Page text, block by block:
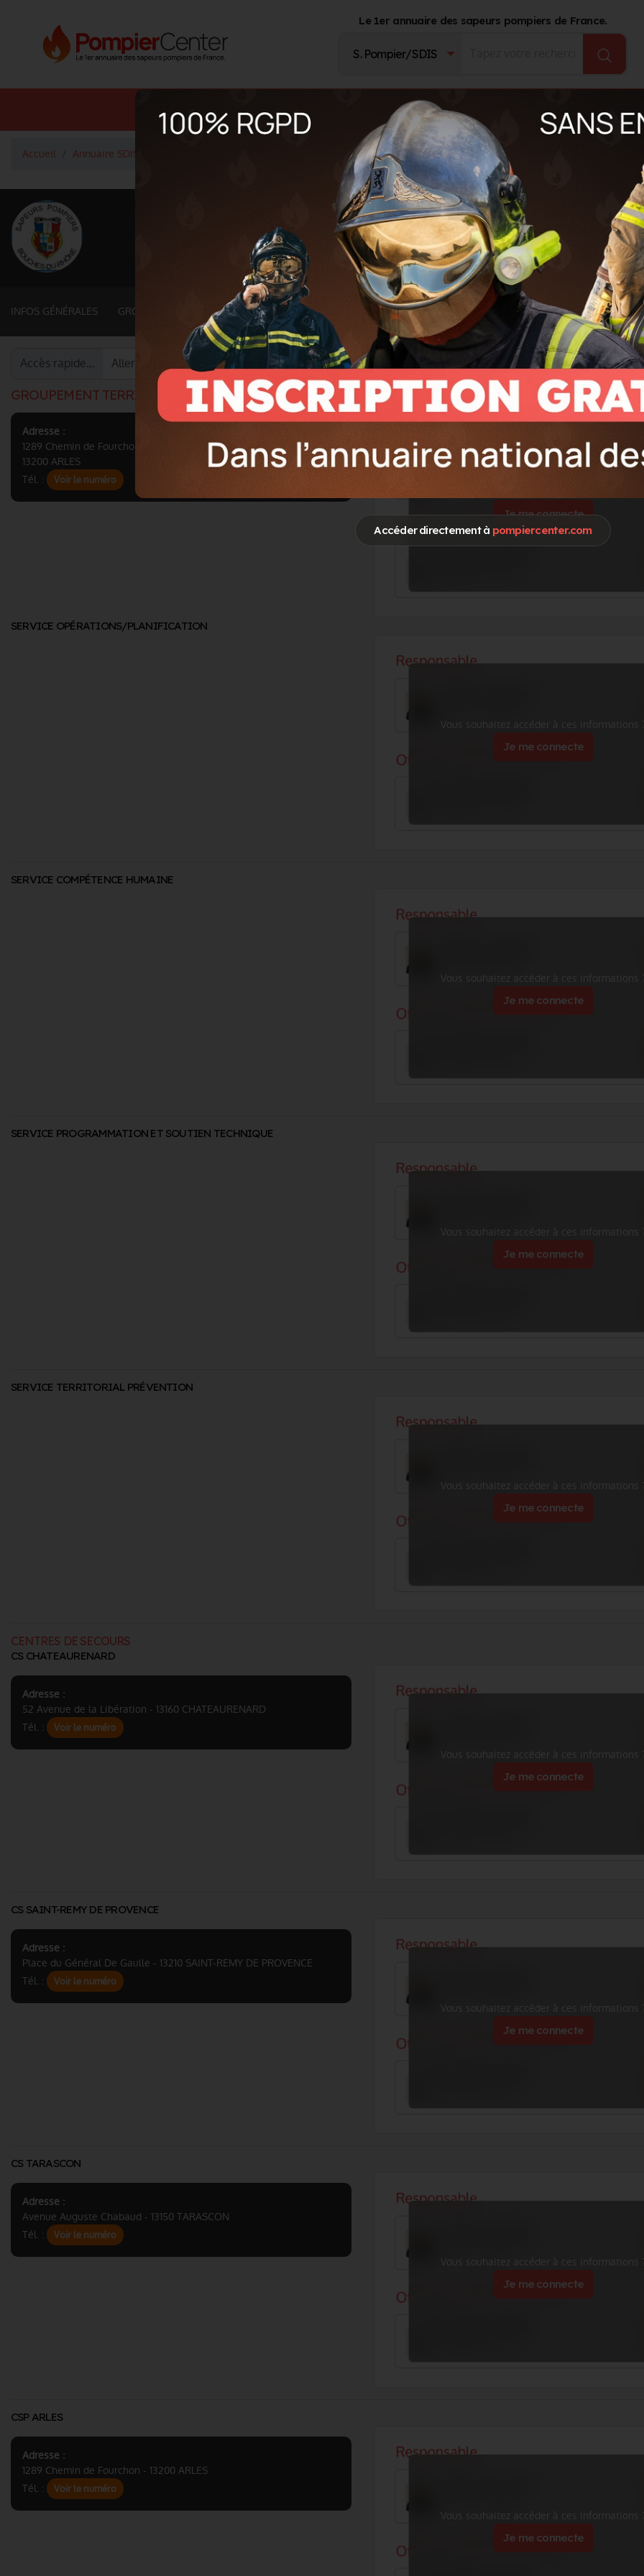
Accéder directement à pompiercenter.com
Le 1er annuaire des sapeurs pompiers de France.
Annuaire SDIS Annuaire Fournisseurs Catalogue Produits Journal
Accueil Annuaire SDIS Groupements territoriaux (13. BOUCHES DU RHONE)
SDIS Bouches-du-Rhône à Marseille (13)
BOUCHES DU RHONE
5 087 km² - 2 035 000 habitants
INFOS GÉNÉRALES GROUPEMENTS ET SERVICES FONCTIONNELS GROUPEMENTS TERRITORIAUX AUTRES ORGANISMES
Accès rapide…
GROUPEMENT TERRITORIAL NORD
Adresse :
1289 Chemin de Fourchon
13200 ARLES
Tél. :
Voir le numéro
Je me connecte
SERVICE OPÉRATIONS/PLANIFICATION
Vous souhaitez accéder à ces informations
Je me connecte
SERVICE COMPÉTENCE HUMAINE
Vous souhaitez accéder à ces informations
Je me connecte
SERVICE PROGRAMMATION ET SOUTIEN TECHNIQUE
Vous souhaitez accéder à ces informations
Je me connecte
SERVICE TERRITORIAL PRÉVENTION
Vous souhaitez accéder à ces informations
Je me connecte
CENTRES DE SECOURS
CS CHATEAURENARD
Adresse :
52 Avenue de la Libération - 13160 CHATEAURENARD
Tél. :
Voir le numéro
Vous souhaitez accéder à ces informations
Je me connecte
CS SAINT-REMY DE PROVENCE
Adresse :
Place du Général De Gaulle - 13210 SAINT-REMY DE PROVENCE
Tél. :
Voir le numéro
Vous souhaitez accéder à ces informations
Je me connecte
CS TARASCON
Adresse :
Avenue Auguste Chabaud - 13150 TARASCON
Tél. :
Voir le numéro
Vous souhaitez accéder à ces informations
Je me connecte
CSP ARLES
Adresse :
1289 Chemin de Fourchon - 13200 ARLES
Tél. :
Voir le numéro
Vous souhaitez accéder à ces informations
Je me connecte